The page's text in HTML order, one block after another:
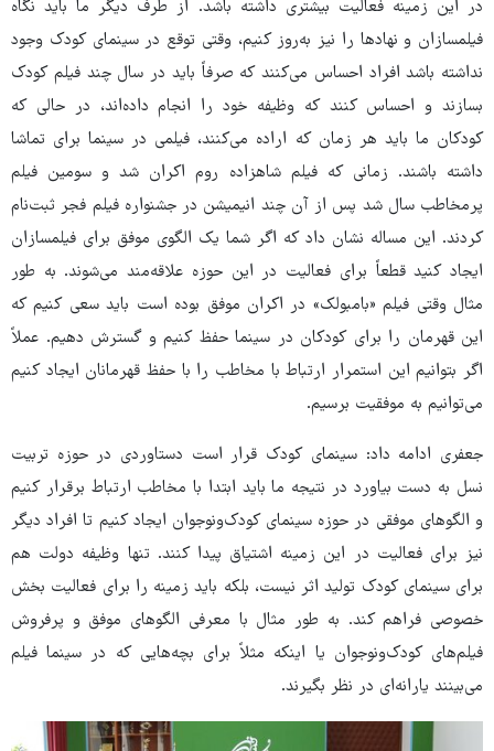
در این زمینه فعالیت بیشتری داشته باشد. از طرف دیگر ما باید نگاه
فیلمسازان و نهادها را نیز به‌روز کنیم، وقتی توقع در سینمای کودک وجود
نداشته باشد افراد احساس می‌کنند که صرفاً باید در سال چند فیلم کودک
بسازند و احساس کنند که وظیفه خود را انجام داده‌اند، در حالی که
کودکان ما باید هر زمان که اراده می‌کنند، فیلمی در سینما برای تماشا
داشته باشند. زمانی که فیلم شاهزاده روم اکران شد و سومین فیلم
پرمخاطب سال شد پس از آن چند انیمیشن در جشنواره فیلم فجر ثبت‌نام
کردند. این مساله نشان داد که اگر شما یک الگوی موفق برای فیلمسازان
ایجاد کنید قطعاً برای فعالیت در این حوزه علاقه‌مند می‌شوند. به طور
مثال وقتی فیلم «بامبولک» در اکران موفق بوده است باید سعی کنیم که
این قهرمان را برای کودکان در سینما حفظ کنیم و گسترش دهیم. عملاً
اگر بتوانیم این استمرار ارتباط با مخاطب را با حفظ قهرمانان ایجاد کنیم
می‌توانیم به موفقیت برسیم.
جعفری ادامه داد: سینمای کودک قرار است دستاوردی در حوزه تربیت
نسل به دست بیاورد در نتیجه ما باید ابتدا با مخاطب ارتباط برقرار کنیم
و الگوهای موفقی در حوزه سینمای کودک‌ونوجوان ایجاد کنیم تا افراد دیگر
نیز برای فعالیت در این زمینه اشتیاق پیدا کنند. تنها وظیفه دولت هم
برای سینمای کودک تولید اثر نیست، بلکه باید زمینه را برای فعالیت بخش
خصوصی فراهم کند. به طور مثال با معرفی الگوهای موفق و پرفروش
فیلم‌های کودک‌ونوجوان یا اینکه مثلاً برای بچه‌هایی که در سینما فیلم
می‌بینند یارانه‌ای در نظر بگیرند.